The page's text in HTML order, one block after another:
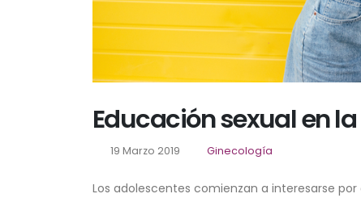
Educación sexual en
19 Marzo 2019 Ginecología
Los adolescentes comienzan a interesarse